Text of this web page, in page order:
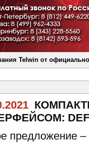
Telwin от
предложение –